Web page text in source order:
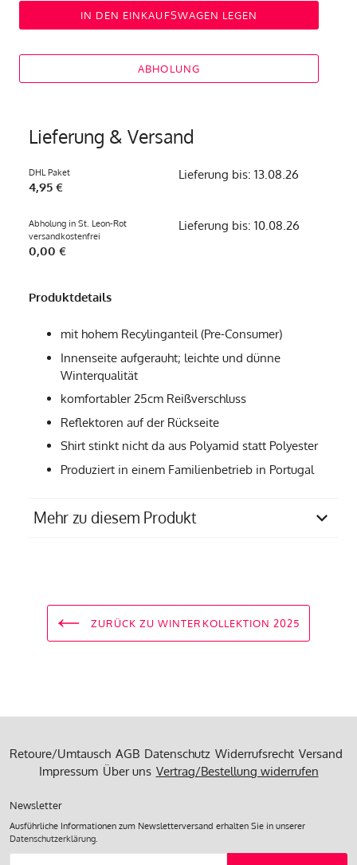
IN DEN EINKAUFSWAGEN LEGEN
ABHOLUNG
Lieferung & Versand
DHL Paket
4,95 €
Lieferung bis: 13.08.26
Abholung in St. Leon-Rot
versandkostenfrei
0,00 €
Lieferung bis: 10.08.26
Produktdetails
mit hohem Recylinganteil (Pre-Consumer)
Innenseite aufgerauht; leichte und dünne
Winterqualität
komfortabler 25cm Reißverschluss
Reflektoren auf der Rückseite
Shirt stinkt nicht da aus Polyamid statt Polyester
Produziert in einem Familienbetrieb in Portugal
Mehr zu diesem Produkt
Pflegempfehlung 30 Grad Feinwäsche
ZURÜCK ZU WINTERKOLLEKTION 2025
Retoure/Umtausch AGB Datenschutz Widerrufsrecht Versand
Impressum Über uns Vertrag/Bestellung widerrufen
Newsletter
Ausführliche Informationen zum Newsletterversand erhalten Sie in unserer
Datenschutzerklärung.